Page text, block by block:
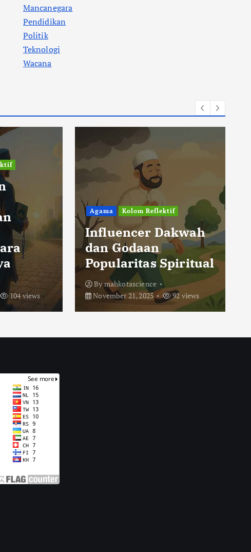
Mancanegara
Pendidikan
Politik
Teknologi
Wacana
104 views
Agama Kolom Reflektif
Influencer Dakwah
dan Godaan
Popularitas Spiritual
Bymahkotascience
November 21, 2025
92 views